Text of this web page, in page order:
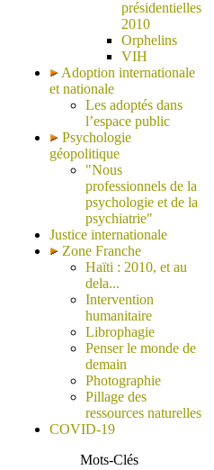
présidentielles
2010
Orphelins
VIH
Adoption internationale
et nationale
Les adoptés dans
l’espace public
Psychologie
géopolitique
"Nous
professionnels de la
psychologie et de la
psychiatrie"
Justice internationale
Zone Franche
Haïti : 2010, et au
dela...
Intervention
humanitaire
Librophagie
Penser le monde de
demain
Photographie
Pillage des
ressources naturelles
COVID-19
Mots-Clés